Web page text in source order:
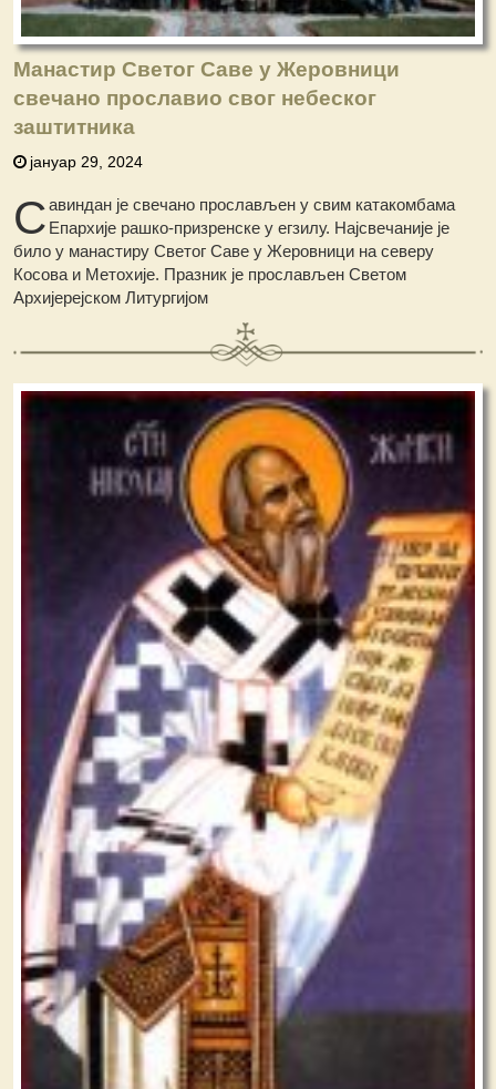
Манастир Светог Саве у Жеровници
свечано прославио свог небеског
заштитника
јануар 29, 2024
Савиндан је свечано прослављен у свим катакомбама
Епархије рашко-призренске у егзилу. Најсвечаније је
било у манастиру Светог Саве у Жеровници на северу
Косова и Метохије. Празник је прослављен Светом
Архијерејском Литургијом